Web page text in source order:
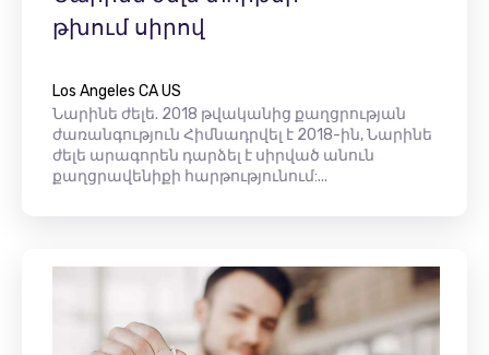
թխում սիրով
Los Angeles CA US
Նարինե ժելե. 2018 թվականից քաղցրության
ժառանգություն Հիմնադրվել է 2018-ին, Նարինե
ժելե արագորեն դարձել է սիրված անուն
քաղցրավենիքի հարթությունում:...